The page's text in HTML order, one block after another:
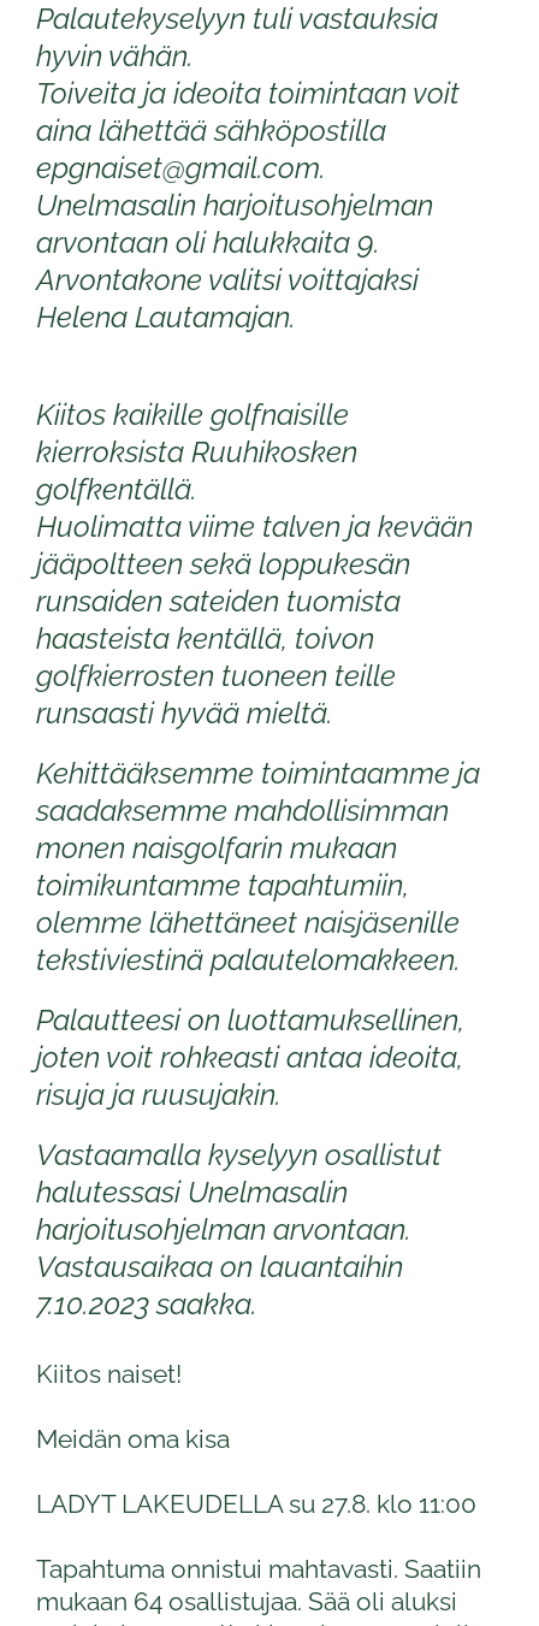
Palautekyselyyn tuli vastauksia
hyvin vähän.
Toiveita ja ideoita toimintaan voit
aina lähettää sähköpostilla
epgnaiset@gmail.com.
Unelmasalin harjoitusohjelman
arvontaan oli halukkaita 9.
​​​​​​​Arvontakone valitsi voittajaksi
Helena Lautamajan.
Kiitos kaikille golfnaisille
kierroksista Ruuhikosken
golfkentällä.
Huolimatta viime talven ja kevään
jääpoltteen sekä loppukesän
runsaiden sateiden tuomista
haasteista kentällä, toivon
golfkierrosten tuoneen teille
runsaasti hyvää mieltä.
Kehittääksemme toimintaamme ja
saadaksemme mahdollisimman
monen naisgolfarin mukaan
toimikuntamme tapahtumiin,
olemme lähettäneet naisjäsenille
tekstiviestinä palautelomakkeen.
Palautteesi on luottamuksellinen,
joten voit rohkeasti antaa ideoita,
risuja ja ruusujakin.
Vastaamalla kyselyyn osallistut
halutessasi Unelmasalin
harjoitusohjelman arvontaan.
Vastausaikaa on lauantaihin
7.10.2023 saakka.
Kiitos naiset!
Meidän oma kisa
LADYT LAKEUDELLA su 27.8. klo 11:00
Tapahtuma onnistui mahtavasti. Saatiin
mukaan 64 osallistujaa. Sää oli aluksi